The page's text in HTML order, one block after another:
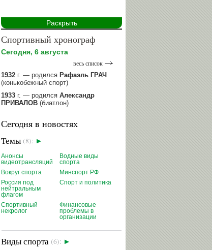
Раскрыть
Спортивный хронограф
Сегодня, 6 августа
весь список
1932 г. — родился Рафаэль ГРАЧ
(конькобежный спорт)
1933 г. — родился Александр
ПРИВАЛОВ (биатлон)
ИОНОВ(хоккей)
ЦАРИК(борьба вольная)
1946г. — родился Виктор
БАЖЕНОВ(фехтование)
Сегодня в новостях
Темы (8):
Анонсы
видеотрансляций
Водные виды
спорта
Вокруг спорта
Минспорт РФ
Россия под
нейтральным
флагом
Спорт и политика
Спортивный
некролог
Финансовые
проблемы в
организации
Виды спорта (6):